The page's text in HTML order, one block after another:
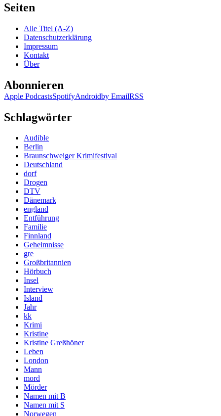
Seiten
Alle Titel (A-Z)
Datenschutzerklärung
Impressum
Kontakt
Über
Abonnieren
Apple PodcastsSpotifyAndroidby EmailRSS
Schlagwörter
Audible
Berlin
Braunschweiger Krimifestival
Deutschland
dorf
Drogen
DTV
Dänemark
england
Entführung
Familie
Finnland
Geheimnisse
gre
Großbritannien
Hörbuch
Insel
Interview
Island
Jahr
kk
Krimi
Kristine
Kristine Greßhöner
Leben
London
Mann
mord
Mörder
Namen mit B
Namen mit S
Norwegen